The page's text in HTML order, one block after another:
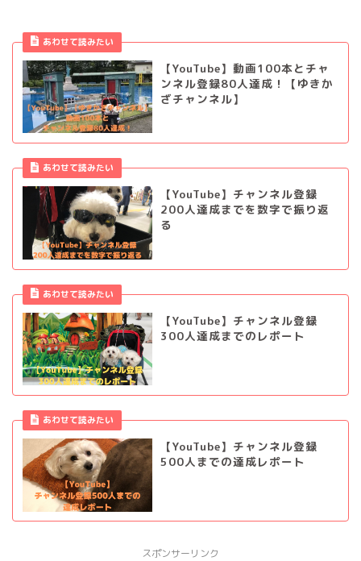
あわせて読みたい
【YouTube】動画100本とチャ
ンネル登録80人達成！【ゆきか
ざチャンネル】
あわせて読みたい
【YouTube】チャンネル登録
200人達成までを数字で振り返
る
あわせて読みたい
【YouTube】チャンネル登録
300人達成までのレポート
あわせて読みたい
【YouTube】チャンネル登録
500人までの達成レポート
スポンサーリンク